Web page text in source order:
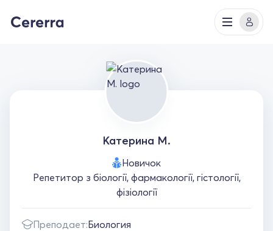
Катерина М.
Новичок
Репетитор з біології, фармакології, гістології,
фізіології
Преподает:Биология